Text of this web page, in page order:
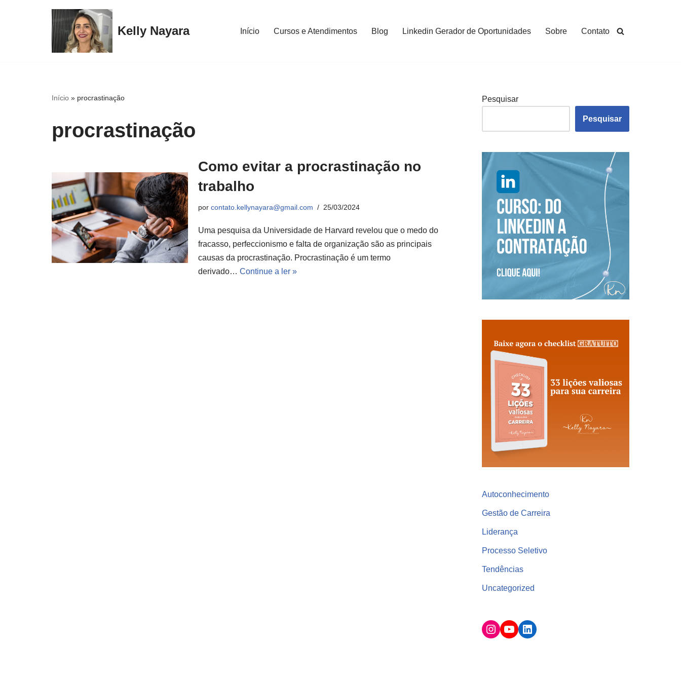
Kelly Nayara Início Cursos e Atendimentos Blog Linkedin Gerador de Oportunidades Sobre Contato
Início » procrastinação
procrastinação
Como evitar a procrastinação no
trabalho
porcontato.kellynayara@gmail.com 25/03/2024
Uma pesquisa da Universidade de Harvard revelou que o medo do
fracasso, perfeccionismo e falta de organização são as principais
causas da procrastinação. Procrastinação é um termo
derivado…Continue a ler »
Pesquisar
Pesquisar
Autoconhecimento
Gestão de Carreira
Liderança
Processo Seletivo
Tendências
Uncategorized